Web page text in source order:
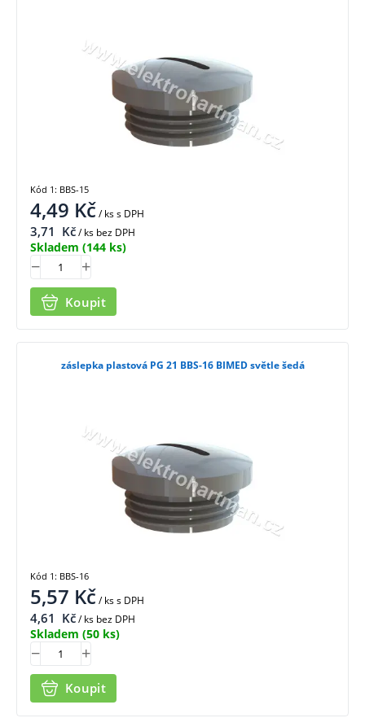
4,49 Kč/ kss DPH
3,71 Kč/ ks bez DPH
Skladem (144 ks)
Koupit
Kód 1: BBS-15
záslepka plastová PG 21 BBS-16 BIMED světle šedá
5,57 Kč/ kss DPH
4,61 Kč/ ks bez DPH
Skladem (50 ks)
Koupit
Kód 1: BBS-16